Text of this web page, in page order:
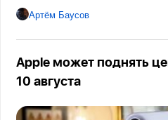
Артём Баусов
Apple может поднять
10 августа